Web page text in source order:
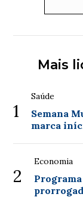
Mais
1
Saúde
Semana
marca
2
Economia